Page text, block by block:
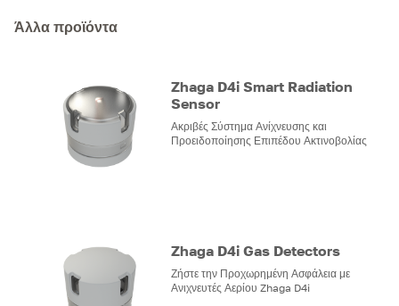
Άλλα προϊόντα
Zhaga D4i Smart Radiation
Sensor
Ακριβές Σύστημα Ανίχνευσης και
Προειδοποίησης Επιπέδου Ακτινοβολίας
Zhaga D4i Gas Detectors
Ζήστε την Προχωρημένη Ασφάλεια με
Ανιχνευτές Αερίου Zhaga D4i